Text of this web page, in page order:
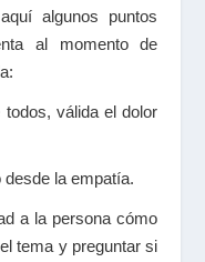
algunos puntos
al momento de
válida el dolor
desde la empatía.
a la persona cómo
tema y preguntar si